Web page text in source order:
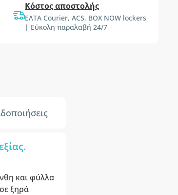
Κόστος αποστολής
ΕΛΤΑ Courier, ACS, BOX NOW lockers
| Εύκολη παραλαβή 24/7
και φύλλα
ξηρά